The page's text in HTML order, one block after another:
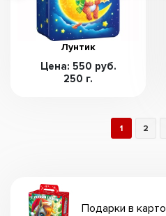
Подарки в
Лунтик
Цена: 550 руб.
250 г.
1 2